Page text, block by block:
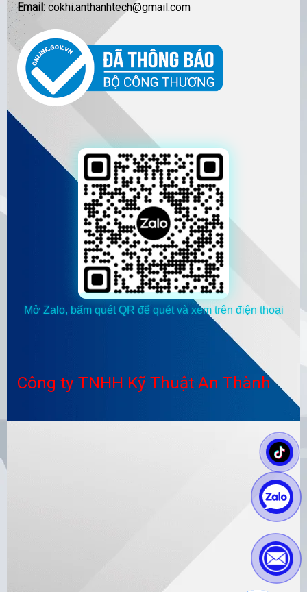
Email: cokhi.anthanhtech@gmail.com
Mở Zalo, bấm quét QR để quét và xem trên điện thoại
Công ty TNHH Kỹ Thuật An Thành